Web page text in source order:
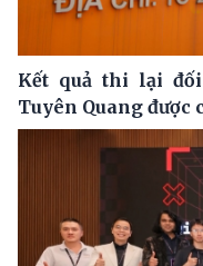
Kết quả thi lại
Tuyên Quang được